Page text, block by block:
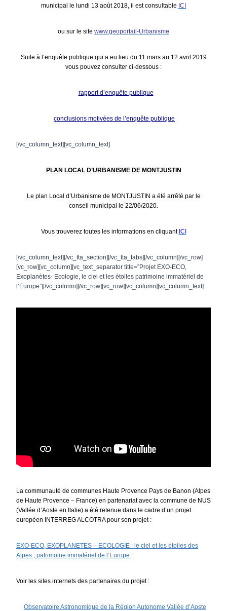
municipal le lundi 13 août 2018, il est consultable ICI
ou sur le site www.geoportail-Urbanisme
Suite à l’enquête publique qui a eu lieu du 11 mars au 12 avril 2019
vous pouvez consulter ci-dessous :
rapport d’enquête publique
conclusions motivées de l’enquête publique
[/vc_column_text][vc_column_text]
PLAN LOCAL D’URBANISME DE MONTJUSTIN
Le plan Local d’Urbanisme de MONTJUSTIN a été arrêté par le
conseil municipal le 22/06/2020.
Vous trouverez toutes les informations en cliquant ICI
[/vc_column_text][/vc_tta_section][/vc_tta_tabs][/vc_column][/vc_row]
[vc_row][vc_column][vc_text_separator title=”Projet EXO-ECO,
Exoplanètes- Ecologie, le ciel et les étoiles patrimoine immatériel de
l’Europe”][/vc_column][/vc_row][vc_row][vc_column][vc_column_text]
La communauté de communes Haute Provence Pays de Banon (Alpes
de Haute Provence – France) en partenariat avec la commune de NUS
(Vallée d’Aoste en Italie) a été retenue dans le cadre d’un projet
européen INTERREG ALCOTRA pour son projet :
EXO-ECO, EXOPLANETES – ECOLOGIE : le ciel et les étoiles des
Alpes , patrimoine immatériel de l’Europe.
Voir les sites internets des partenaires du projet :
Observatoire Astronomique de la Région Autonome Vallée d’Aoste